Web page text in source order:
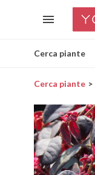
Cerca piante
Cerca piante